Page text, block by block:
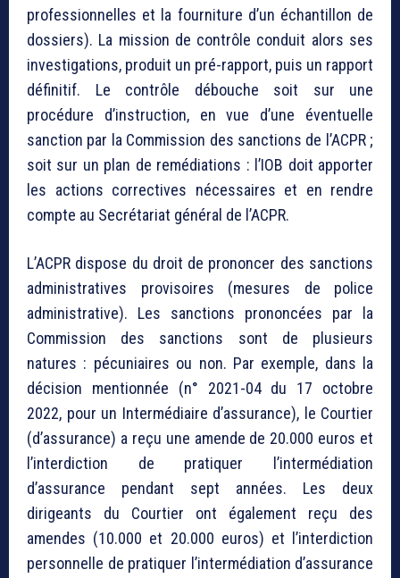
professionnelles et la fourniture d’un échantillon de
dossiers). La mission de contrôle conduit alors ses
investigations, produit un pré-rapport, puis un rapport
définitif. Le contrôle débouche soit sur une
procédure d’instruction, en vue d’une éventuelle
sanction par la Commission des sanctions de l’ACPR ;
soit sur un plan de remédiations : l’IOB doit apporter
les actions correctives nécessaires et en rendre
compte au Secrétariat général de l’ACPR.
L’ACPR dispose du droit de prononcer des sanctions
administratives provisoires (mesures de police
administrative). Les sanctions prononcées par la
Commission des sanctions sont de plusieurs
natures : pécuniaires ou non. Par exemple, dans la
décision mentionnée (n° 2021-04 du 17 octobre
2022, pour un Intermédiaire d’assurance), le Courtier
(d’assurance) a reçu une amende de 20.000 euros et
l’interdiction de pratiquer l’intermédiation
d’assurance pendant sept années. Les deux
dirigeants du Courtier ont également reçu des
amendes (10.000 et 20.000 euros) et l’interdiction
personnelle de pratiquer l’intermédiation d’assurance